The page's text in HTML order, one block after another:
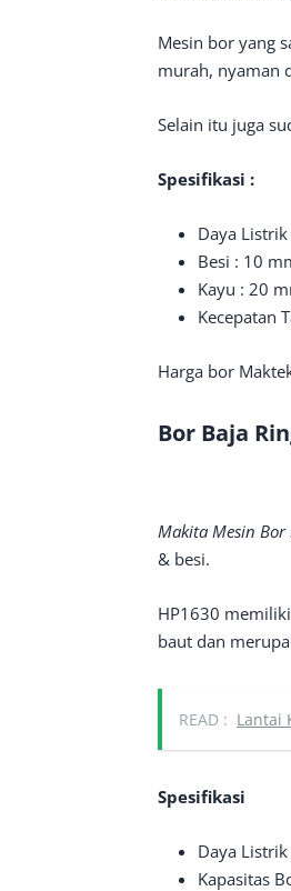
Mesin bor yang
murah, nyaman
Selain itu juga
Spesifikasi :
Daya
Besi : 10
Kayu : 20
Kecepatan
Harga bor
Bor Baja
Makita Mesin Bor
& besi.
HP1630
baut dan
READ : Lantai
Spesifikasi
Daya
Kapasitas